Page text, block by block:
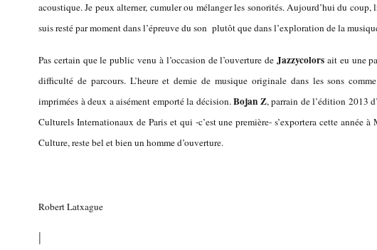
acoustique. Je peux alterner, cumuler ou mélanger les sonorités. Aujourd’hui du
suis resté par moment dans l’épreuve du son plutôt que dans l’exploration de la
Pas certain que le public venu à l’occasion de l’ouverture deJazzycolors ait eu une
difficulté de parcours. L’heure et demie de musique originale dans les sons
imprimées à deux a aisément emporté la décision.Bojan Z, parrain de l’édition 2013
Culturels Internationaux de Paris et qui -c’est une première- s’exportera cette année
Culture, reste bel et bien un homme d’ouverture.
Robert Latxague